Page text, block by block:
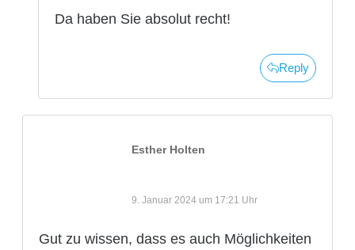
Da haben Sie absolut recht!
Reply
Esther Holten
9. Januar 2024 um 17:21 Uhr
Gut zu wissen, dass es auch Möglichkeiten